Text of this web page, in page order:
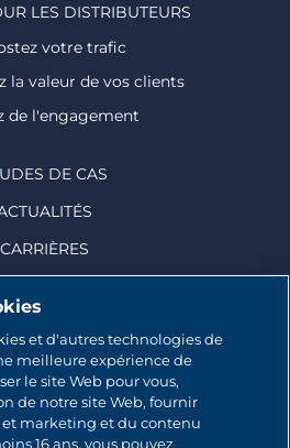
LES DISTRIBUTEURS
votre trafic
la valeur de vos clients
de l'engagement
DE CAS
CARRIÈRES
MARKETING INC.
Contact
et d'autres technologies de
meilleure expérience de
le site Web pour vous,
de notre site Web, fournir
et marketing et du contenu
16 ans, vous pouvez